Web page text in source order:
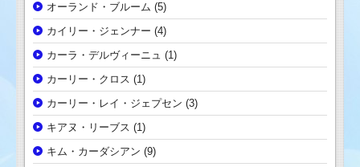
オーランド・ブルーム (5)
カイリー・ジェンナー (4)
カーラ・デルヴィーニュ (1)
カーリー・クロス (1)
カーリー・レイ・ジェプセン (3)
キアヌ・リーブス (1)
キム・カーダシアン (9)